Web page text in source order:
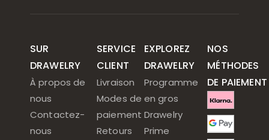
SUR
DRAWELRY
À propos de
nous
Contactez-
nous
SERVICE
CLIENT
Livraison
Modes de
paiement
Retours
EXPLOREZ
DRAWELRY
Programme
en gros
Drawelry
Prime
NOS
MÉTHODES
DE PAIEMENT